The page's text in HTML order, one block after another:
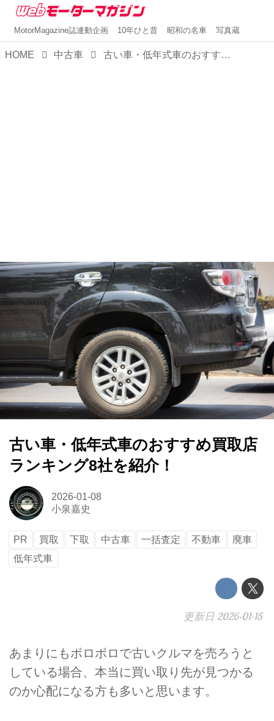
MotorMagazine誌連動企画 10年ひと昔 昭和の名車 写真蔵
HOME 中古車 古い車・低年式車のおすすめ買取店ランキング8社を紹介！
古い車・低年式車のおすすめ買取店
ランキング8社を紹介！
2026-01-08
小泉嘉史
PR 買取 下取 中古車 一括査定 不動車
廃車
低年式車
更新日 2026-01-15
あまりにもボロボロで古いクルマを売ろうと
している場合、本当に買い取り先が見つかる
のか心配になる方も多いと思います。